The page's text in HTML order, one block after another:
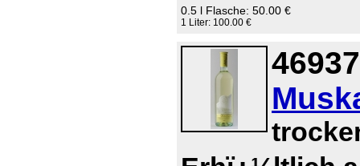
0.5 l Flasche: 50.00 €
1 Liter: 100.00 €